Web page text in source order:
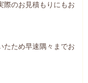
際のお見積もりにもお
たため早速隅々までお